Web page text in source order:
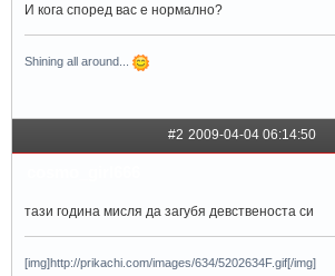
И кога според вас е нормално?
Shining all around...
#2 2009-04-04 06:14:50
тази година мисля да загубя девственоста си
[img]http://prikachi.com/images/634/5202634F.gif[/img]